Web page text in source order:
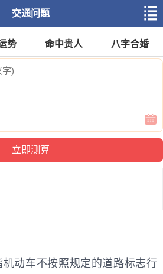
交通问题
势 命中贵人 八字合婚
动车不按照规定的道路标志行